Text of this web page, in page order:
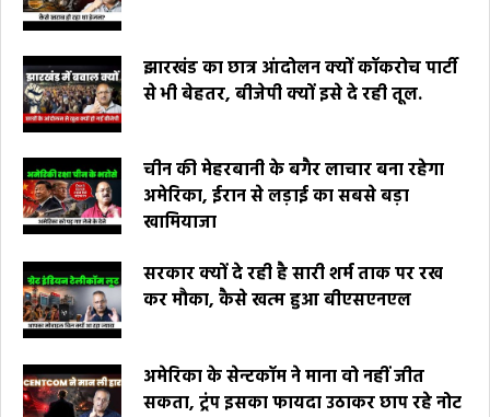
झारखंड का छात्र आंदोलन क्यों कॉकरोच पार्टी
से भी बेहतर, बीजेपी क्यों इसे दे रही तूल.
चीन की मेहरबानी के बगैर लाचार बना रहेगा
अमेरिका, ईरान से लड़ाई का सबसे बड़ा
खामियाजा
सरकार क्यों दे रही है सारी शर्म ताक पर रख
कर मौका, कैसे खत्म हुआ बीएसएनएल
अमेरिका के सेन्टकॉम ने माना वो नहीं जीत
सकता, ट्रंप इसका फायदा उठाकर छाप रहे नोट